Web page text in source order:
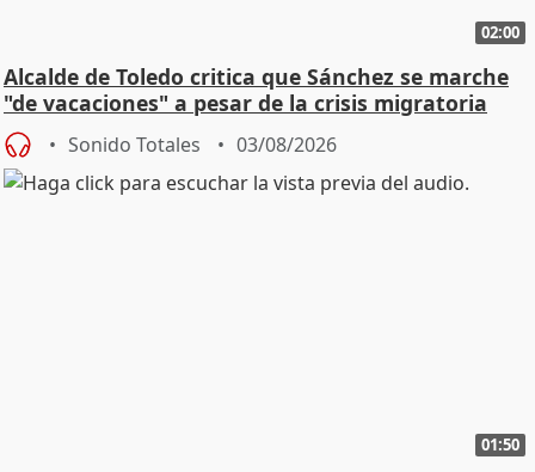
02:00
Alcalde de Toledo critica que Sánchez se marche
"de vacaciones" a pesar de la crisis migratoria
Sonido Totales 03/08/2026
01:50